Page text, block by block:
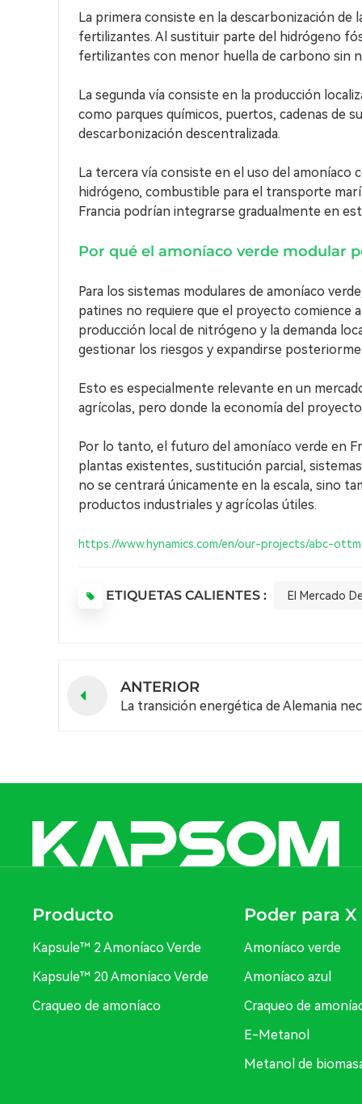
La primera consiste en la descarbonización
fertilizantes. Al sustituir parte del hidrógeno
fertilizantes con menor huella de carbono sin
La segunda vía consiste en la producción
como parques químicos, puertos, cadenas de
descarbonización descentralizada.
La tercera vía consiste en el uso del
hidrógeno, combustible para el transporte
Francia podrían integrarse gradualmente en
Por qué el amoníaco verde modular
Para los sistemas modulares de amoníaco
patines no requiere que el proyecto comience
producción local de nitrógeno y la demanda
gestionar los riesgos y expandirse
Esto es especialmente relevante en un
agrícolas, pero donde la economía del
Por lo tanto, el futuro del amoníaco verde en
plantas existentes, sustitución parcial,
no se centrará únicamente en la escala, sino
productos industriales y agrícolas útiles.
https://www.hynamics.com/en/our-projects/abc-
ETIQUETAS CALIENTES : El Mercado
ANTERIOR
La transición energética de Alemania
Producto
Kapsule™ 2 Amoníaco Verde
Kapsule™ 20 Amoníaco Verde
Craqueo de amoníaco
Poder para X
Amoníaco verde
Amoníaco azul
Craqueo de
E-Metanol
Metanol de